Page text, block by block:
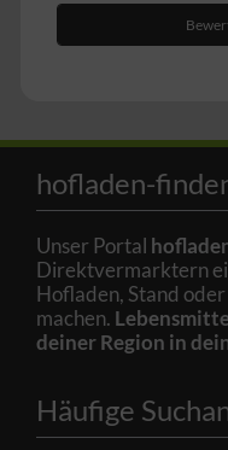
hofladen-
Unser Portal
Direktvermarktern
Hofladen, Stand
machen.
deiner Region in
Häufige